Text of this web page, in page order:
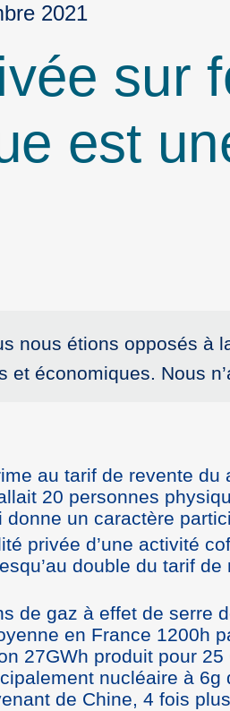
2021
sur
est
nous étions opposés à
économiques. Nous
au tarif de revente
20 personnes
un caractère
privée d’une activité
double du tarif
de gaz à effet de serre
en France 1200h
27GWh produit pour
nucléaire à
de Chine, 4 fois